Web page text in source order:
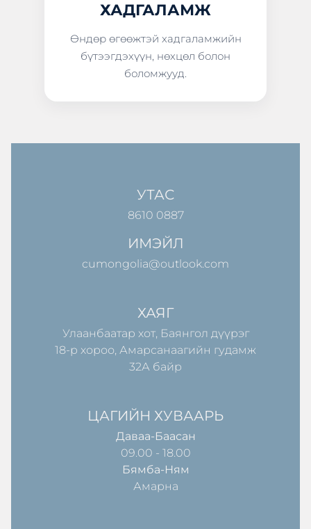
ХАДГАЛАМЖ
Өндөр өгөөжтэй хадгаламжийн
бүтээгдэхүүн, нөхцөл болон
боломжууд.
УТАС
8610 0887
ИМЭЙЛ
cumongolia@outlook.com
ХАЯГ
Улаанбаатар хот, Баянгол дүүрэг
18-р хороо, Амарсанаагийн гудамж
32А байр
ЦАГИЙН ХУВААРЬ
Даваа-Баасан
09.00 - 18.00
Бямба-Ням
Амарна